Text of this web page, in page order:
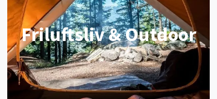
Friluftsliv & Outdoor